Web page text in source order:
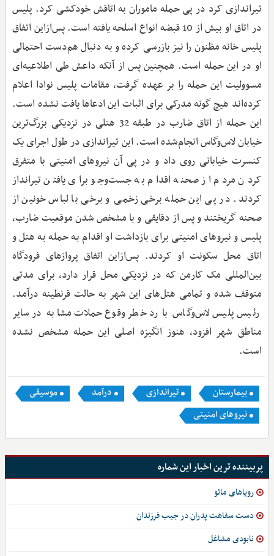
تیراندازی کرد در پی حمله ماموران به اتاقش خودکشی کرد. پلیس
در اتاق او بیش از 10 قبضه انواع اسلحه یافته است. پس‌ازاین اتفاق
پلیس خانه مظنون را نیز بازرسی کرده و به دنبال هم‌دست احتمالی
او در این حمله است. همچنین پس از آنکه داعش طی اطلاعیه‌ای
مسوولیت این حمله را بر عهده گرفت، مقامات پلیس نوادا اعلام
کرده‌اند هیچ گونه مدرکی برای اثبات این ادعاها یافت نشده است.
این حمله از اتاق ضارب در طبقه 32 هتلی در نزدیکی بزرگ‌ترین
خیابان لاس‌وگاس انجام‌شده است. این تیراندازی در طول اجرای یک
کنسرت خیابانی روی داد و در پی آن نیروهای امنیتی با متفرق
کردن مردم از صحنه اقدام به جست‌وجو برای یافتن تیرانداز
کردند. در پی این حمله برخی زخمی و برخی با لباس خونین از
صحنه گریختند و پس از دقایقی و با مشخص شدن موقعیت ضارب،
پلیس و نیروهای امنیتی برای بازداشت او اقدام به حمله به هتل و
اتاق محل سکونت او کردند. پس‌ازاین اتفاق پروازهای فرودگاه
بین‌المللی مک کارمن که در نزدیکی محل قرار دارد، برای مدتی
متوقف شده و تمامی هتل‌های این شهر به حالت قرنطینه درآمد.
رئیس پلیس لاس‌وگاس با رد خطر وقوع حملات مشابه در سایر
مناطق شهر افزود، هنوز انگیزه اصلی این حمله مشخص نشده
است.
بیمارستان تیراندازی درآمد
موسیقی
نیروهای امنیتی
پربیننده ترین اخبار این شماره
رویاهای مائو
دست سفاهت پدران در جیب فرزندان
نابودی مشاغل